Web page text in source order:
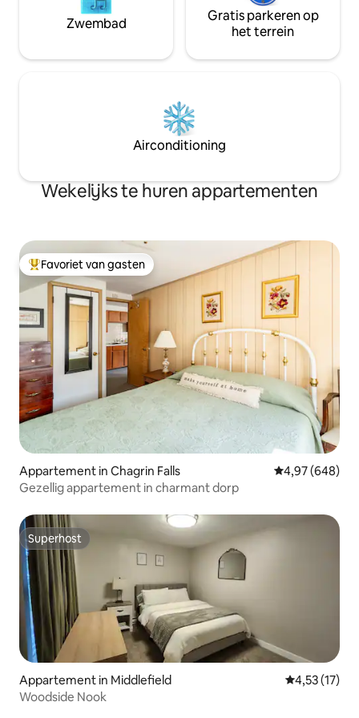
Zwembad
Gratis parkeren op
het terrein
Airconditioning
Wekelijks te huren appartementen
Topfavoriet van gasten
Favoriet van gasten
Appartement in Chagrin Falls Gemiddelde
4,97 (648)
Gezellig appartement in charmant dorp
Superhost
Superhost
Appartement in Middlefield Gemiddelde
4,53 (17)
Woodside Nook